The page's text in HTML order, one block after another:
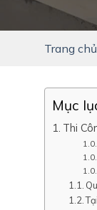
Trang chủ
Mục
Thi